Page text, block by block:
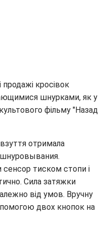
продажі кросівок
шнурками, як у
фільму "Назад
отримала
тиском стопи і
Сила затяжки
від умов. Вручну
двох кнопок на